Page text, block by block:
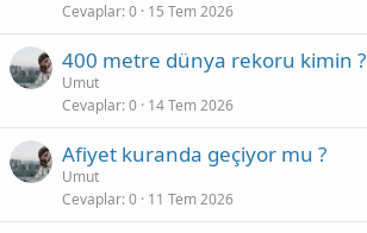
Cevaplar 0 15 Tem 2026
400 metre dünya rekoru kimin ?
Umut
Cevaplar 0 14 Tem 2026
Afiyet kuranda geçiyor mu ?
Umut
Cevaplar 0 11 Tem 2026